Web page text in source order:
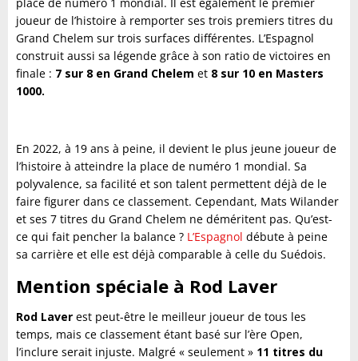
joueur de l’histoire à remporter ses trois premiers titres du
Grand Chelem sur trois surfaces différentes. L’Espagnol
construit aussi sa légende grâce à son ratio de victoires en
finale : 7 sur 8 en Grand Chelem et 8 sur 10 en Masters
1000.
En 2022, à 19 ans à peine, il devient le plus jeune joueur de
l’histoire à atteindre la place de numéro 1 mondial. Sa
polyvalence, sa facilité et son talent permettent déjà de le
faire figurer dans ce classement. Cependant, Mats Wilander
et ses 7 titres du Grand Chelem ne déméritent pas. Qu’est-
ce qui fait pencher la balance ? L’Espagnol débute à peine
sa carrière et elle est déjà comparable à celle du Suédois.
Mention spéciale à Rod Laver
Rod Laver est peut-être le meilleur joueur de tous les
temps, mais ce classement étant basé sur l’ère Open,
l’inclure serait injuste. Malgré « seulement » 11 titres du